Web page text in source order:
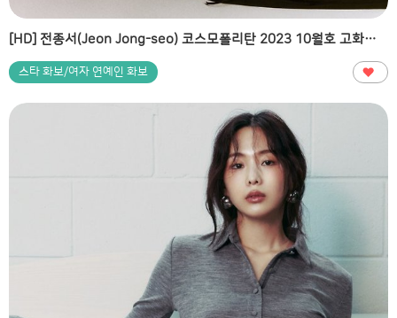
[HD] 전종서(Jeon Jong-seo) 코스모폴리탄 2023 10월호 고화질 화보
스타 화보/여자 연예인 화보